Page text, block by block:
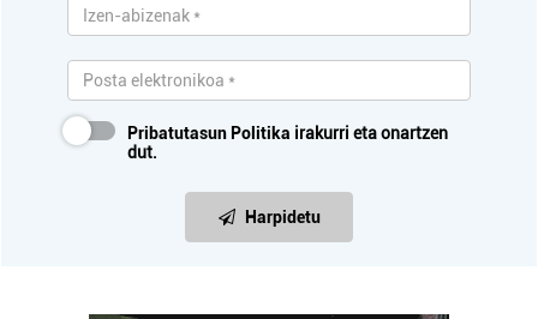
Pribatutasun Politika irakurri eta onartzen
dut.
Harpidetu